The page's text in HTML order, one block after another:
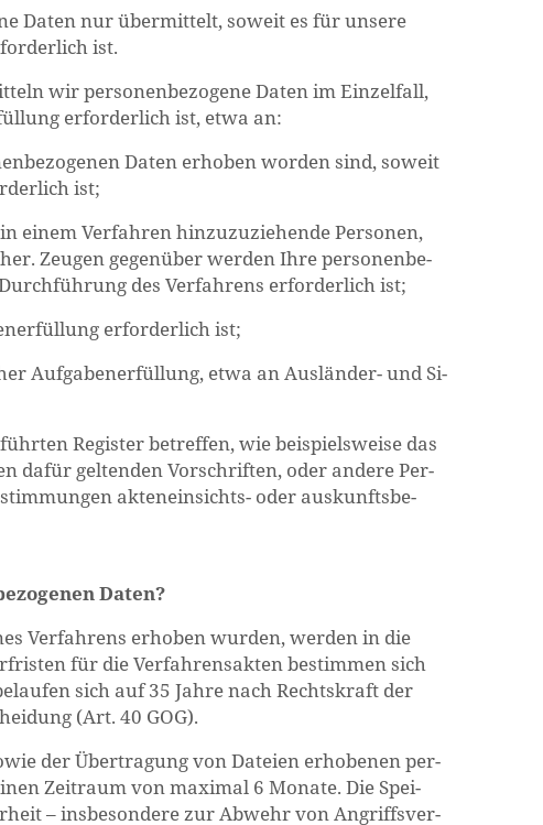
Daten nur über­mit­telt, so­weit es für un­se­re
ist.
wir per­so­nen­be­zo­ge­ne Daten im Ein­zel­fall,
er­for­der­lich ist, etwa an:
Daten er­ho­ben wor­den sind, so­weit
ist;
einem Ver­fah­ren hin­zu­zu­zie­hen­de Per­so­nen,
Zeu­gen ge­gen­über wer­den Ihre per­so­nen­be­
des Ver­fah­rens er­for­der­lich ist;
er­for­der­lich ist;
Auf­ga­ben­er­fül­lung, etwa an Aus­län­der- und Si­
Re­gis­ter be­tref­fen, wie bei­spiels­wei­se das
dafür gel­ten­den Vor­schrif­ten, oder an­de­re Per­
ak­ten­ein­sichts- oder aus­kunfts­be­
Daten?
Ver­fah­rens er­ho­ben wur­den, wer­den in die
für die Ver­fah­rens­ak­ten be­stim­men sich
sich auf 35 Jahre nach Rechts­kraft der
(Art. 40 GOG).
der Über­tra­gung von Da­tei­en er­ho­be­nen per­
Zeit­raum von ma­xi­mal 6 Mo­na­te. Die Spei­
– ins­be­son­de­re zur Ab­wehr von An­griffs­ver­